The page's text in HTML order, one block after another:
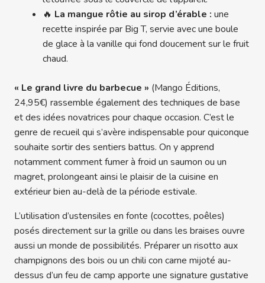
🔥 La mangue rôtie au sirop d’érable : une
recette inspirée par Big T, servie avec une boule
de glace à la vanille qui fond doucement sur le fruit
chaud.
« Le grand livre du barbecue » (Mango Éditions,
24,95€) rassemble également des techniques de base
et des idées novatrices pour chaque occasion. C’est le
genre de recueil qui s’avère indispensable pour quiconque
souhaite sortir des sentiers battus. On y apprend
notamment comment fumer à froid un saumon ou un
magret, prolongeant ainsi le plaisir de la cuisine en
extérieur bien au-delà de la période estivale.
L’utilisation d’ustensiles en fonte (cocottes, poêles)
posés directement sur la grille ou dans les braises ouvre
aussi un monde de possibilités. Préparer un risotto aux
champignons des bois ou un chili con carne mijoté au-
dessus d’un feu de camp apporte une signature gustative